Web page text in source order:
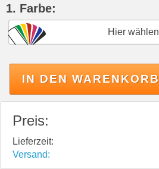
1. Farbe:
Hier wählen
IN DEN WARENKORB
Preis:
Lieferzeit:
Versand: